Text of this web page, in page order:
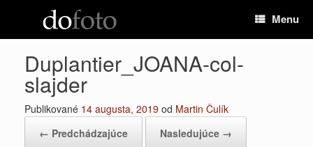
Menu
Duplantier_JOANA-col-
slajder
Publikované 14 augusta, 2019 od Martin Čulík
← Predchádzajúce
Nasledujúce →